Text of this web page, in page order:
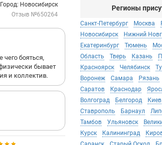
Город: Новосибирск
Отзыв №650264
бояться,
бывает
и коллектив.
Регионы
Санкт-Петербург Москва
Новосибирск
Нижний
Екатеринбург
Тюмень
Область
Тверь Казань
Красноярск
Челябинск
Воронеж
Самара Рязань
Саратов
Краснодар
Волгоград
Белгород Киев
Ставрополь
Барнаул
Тамбов
Ульяновск
Курск
Калининград